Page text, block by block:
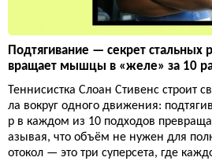
Подтягивание — секрет стальных
вращает мышцы в «желе» за 10
Теннисистка Слоан Стивенс строит
ла вокруг одного движения:
р в каждом из 10 подходов
азывая, что объём не нужен для
отокол — это три суперсета, где